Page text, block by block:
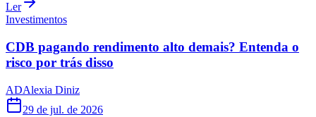
Ler
Investimentos
CDB pagando rendimento alto demais? Entenda o
risco por trás disso
ADAlexia Diniz
29 de jul. de 2026